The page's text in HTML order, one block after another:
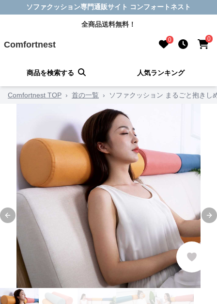
ソファクッション専門通販サイト コンフォートネスト
全商品送料無料！
Comfortnest 0 0
商品を検索する 人気ランキング
Comfortnest TOP › 首の一覧 › ソファクッション まるごと抱きし
Previous slide